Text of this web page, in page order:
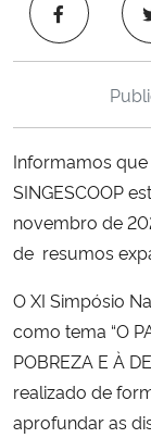
Ministério da Saúde
Ministério de Minas e
Ministério da Ciência,
Ministério do Meio
Ministério do
Controladoria-Geral da
Informamos
SINGESCOOP
novembro de
de resumos
O XI Simpósio
como tema “O
POBREZA E À
realizado de
aprofundar as